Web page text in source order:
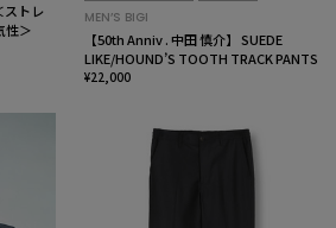
トレ
性＞
MEN’S BIGI
【50th Anniv . 中田 慎介】 SUEDE
LIKE/HOUND’S TOOTH TRACK PANTS
¥22,000